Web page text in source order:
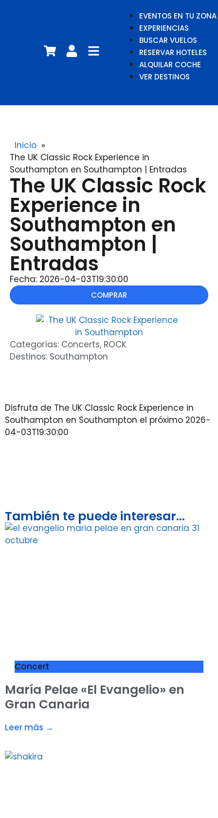
EVENTOS EN TU ZONA
EXPERIENCIAS
BUSCAR VUELOS
RESERVAR HOTELES
ALQUILAR COCHE
VER DESTINOS
Inicio »
The UK Classic Rock Experience in
Southampton en Southampton | Entradas
The UK Classic Rock
Experience in
Southampton en
Southampton |
Entradas
Fecha: 2026-04-03T19:30:00
COMPRAR
Categorías: Concerts, ROCK
Destinos: Southampton
Disfruta de The UK Classic Rock Experience in
Southampton en Southampton el próximo 2026-
04-03T19:30:00
También te puede interesar...
Concert
María Pelae «El Evangelio» en
Gran Canaria
Leer más →